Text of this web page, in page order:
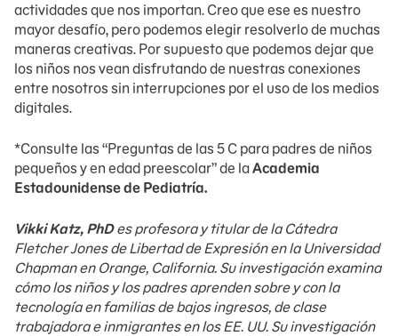
actividades que nos importan. Creo que ese es nuestro
mayor desafío, pero podemos elegir resolverlo de muchas
maneras creativas. Por supuesto que podemos dejar que
los niños nos vean disfrutando de nuestras conexiones
entre nosotros sin interrupciones por el uso de los medios
digitales.
*Consulte las “Preguntas de las 5 C para padres de niños
pequeños y en edad preescolar” de laAcademia
Estadounidense de Pediatría.
Vikki Katz, PhDes profesora y titular de la Cátedra
Fletcher Jones de Libertad de Expresión en la Universidad
Chapman en Orange, California. Su investigación examina
cómo los niños y los padres aprenden sobre y con la
tecnología en familias de bajos ingresos, de clase
trabajadora e inmigrantes en los EE. UU. Su investigación